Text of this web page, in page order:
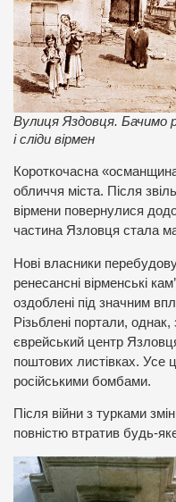
Вулиця Яздовця. Бачимо
і сліди вірмен
Короткочасна
обличчя міста. Після
вірмени повернулися
частина Язловця стала
Нові власники
ренесансні вірменські
оздоблені під значним
Різьблені портали,
єврейський центр
поштових листівках. Усе
російськими бомбами.
Після війни з турками
повністю втратив будь-